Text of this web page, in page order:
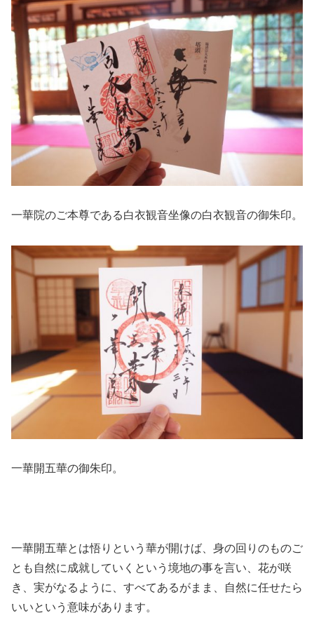
一華院のご本尊である白衣観音坐像の白衣観音の御朱印。
一華開五華の御朱印。
一華開五華とは悟りという華が開けば、身の回りのものご
とも自然に成就していくという境地の事を言い、花が咲
き、実がなるように、すべてあるがまま、自然に任せたら
いいという意味があります。